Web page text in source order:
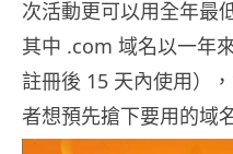
次活動更可以用全年最
其中 .com 域名以一年
註冊後 15 天內使用）
者想預先搶下要用的域